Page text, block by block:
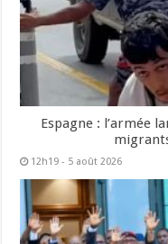
Espagne : l’armée
12h19 - 5 août 2026